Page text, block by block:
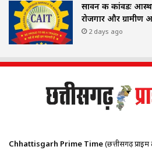
सावन की कांवडः
रोजगार और ग्रामीण
2 days ago
Chhattisgarh Prime Time(छत्तीसगढ़